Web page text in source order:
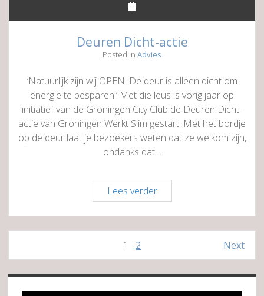
Deuren Dicht-actie
Posted in Advies
‘Natuurlijk zijn wij OPEN. De deur is alleen dicht om
energie te besparen.’ Met die leus is vorig jaar op
initiatief van de Groningen City Club de Deuren Dicht-
actie van Groningen Werkt Slim gestart. Met het bordje
op de deur laat je bezoekers weten dat ze welkom zijn,
ondanks dat…
Lees verderDeuren
Dicht-
actie
paginering
1 2 Next
Sidebar